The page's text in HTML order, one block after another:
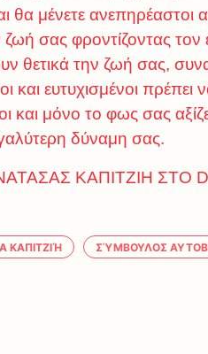
μένετε ανεπηρέαστοι
σας φροντίζοντας
θετικά την ζωή σας,
ευτυχισμένοι πρέπει
και μόνο το φως σας
δύναμη σας.
ΚΑΠΙΤΖΙΗ ΣΤΟ
ΚΑΠΙΤΖΙΉ ΣΎΜΒΟΥΛΟΣ